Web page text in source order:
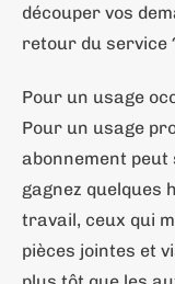
découper vos
retour du service
Pour un usage
Pour un usage
abonnement peut
gagnez quelques
travail, ceux qui
pièces jointes et